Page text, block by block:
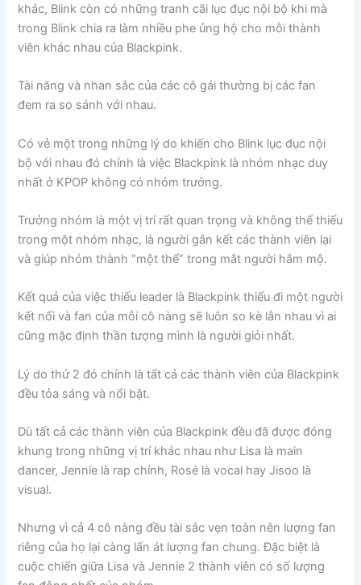
khác, Blink còn có những tranh cãi lục đục nội bộ khi mà
trong Blink chia ra làm nhiều phe ủng hộ cho mỗi thành
viên khác nhau của Blackpink.
Tài năng và nhan sắc của các cô gái thường bị các fan
đem ra so sánh với nhau.
Có vẻ một trong những lý do khiến cho Blink lục đục nội
bộ với nhau đó chính là việc Blackpink là nhóm nhạc duy
nhất ở KPOP không có nhóm trưởng.
Trưởng nhóm là một vị trí rất quan trọng và không thể thiếu
trong một nhóm nhạc, là người gắn kết các thành viên lại
và giúp nhóm thành “một thể” trong mắt người hâm mộ.
Kết quả của việc thiếu leader là Blackpink thiếu đi một người
kết nối và fan của mỗi cô nàng sẽ luôn so kè lẫn nhau vì ai
cũng mặc định thần tượng mình là người giỏi nhất.
Lý do thứ 2 đó chính là tất cả các thành viên của Blackpink
đều tỏa sáng và nổi bật.
Dù tất cả các thành viên của Blackpink đều đã được đóng
khung trong những vị trí khác nhau như Lisa là main
dancer, Jennie là rap chính, Rosé là vocal hay Jisoo là
visual.
Nhưng vì cả 4 cô nàng đều tài sắc vẹn toàn nên lượng fan
riêng của họ lại càng lấn át lượng fan chung. Đặc biệt là
cuộc chiến giữa Lisa và Jennie 2 thành viên có số lượng